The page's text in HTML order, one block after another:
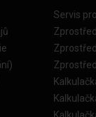
Servis